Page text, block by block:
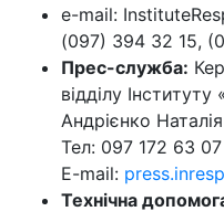
e-mail:
(097) 394 32 15,
Прес-служба:
відділу Інституту
Андрієнко Наталія
Тел: 097 172 63 07
E-mail:
Технічна